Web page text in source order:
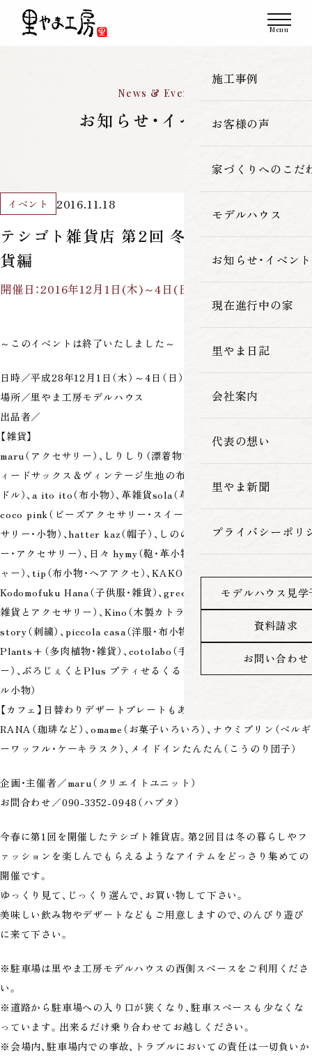
施工事例
一覧
新築
改築・リフォーム
お客様の声
家づくりへのこだ
里やま工房の家
素材へのこだわ
暮らしの性能
モデルハウス
お知らせ・イベント
現在進行中の家
里やま日記
会社案内
代表の想い
里やま新聞
プライバシーポリ
モデルハウス見学
資料請求
お問い合わせ
News & Event
お知らせ・イベント
イベント 2016.11.18
テシゴト雑貨店 第2回 冬のほっこり＊雑
貨編
開催日：2016年12月1日(木)～4日(日)
～このイベントは終了いたしました～
日時／平成28年12月1日（木）～4日（日）10：00～16：00
場所／里やま工房モデルハウス
出品者／
【雑貨】
maru（アクセサリー）、しりしり（漂着物で作った雑貨）、SAPO（フ
ィードサックス＆ヴィンテージ生地の布雑貨）、michiakari（キャン
ドル）、a ito ito（布小物）、革雑貨sola（革のアクセサリー・小物）、
coco pink（ビーズアクセサリー・スイーツデコ）、Nanpei（革アクセ
サリー・小物）、hatter kaz（帽子）、しののめ舎（陶器・木のカトラリ
ー・アクセサリー）、日々 hymy（鞄・革小物）、だんすけ（サンキャッチ
ャー）、tip（布小物・ヘアアクセ）、KAKO（糸アクセサリー）、
Kodomofuku Hana（子供服・雑貨）、green feeling（プラバンで作る
雑貨とアクセサリー）、Kino（木製カトラリー・木製雑貨）、et a
story（刺繍）、piccola casa（洋服・布小物・羊毛フェルト雑貨）、
Plants+（多肉植物・雑貨）、cotolabo（手作り石けん・ハーブティ
ー）、ぷろじぇくとPlus プティせるくる（リメイク缶・フェルトボー
ル小物）
【カフェ】日替わりデザートプレートもあるよ！
RANA（珈琲など）、omame（お菓子いろいろ）、ナウミプリン（ベルギ
ーワッフル・ケーキラスク）、メイドインたんたん（こうのり団子）
企画・主催者／maru（クリエイトユニット）
お問合わせ／090-3352-0948（ハブタ）
今春に第1回を開催したテシゴト雑貨店。第2回目は冬の暮らしやフ
ァッションを楽しんでもらえるようなアイテムをどっさり集めての
開催です。
ゆっくり見て、じっくり選んで、お買い物して下さい。
美味しい飲み物やデザートなどもご用意しますので、のんびり遊び
に来て下さい。
※駐車場は里やま工房モデルハウスの西側スペースをご利用くださ
い。
※道路から駐車場への入り口が狭くなり、駐車スペースも少なくな
っています。出来るだけ乗り合わせてお越しください。
※会場内、駐車場内での事故、トラブルにおいての責任は一切負いか